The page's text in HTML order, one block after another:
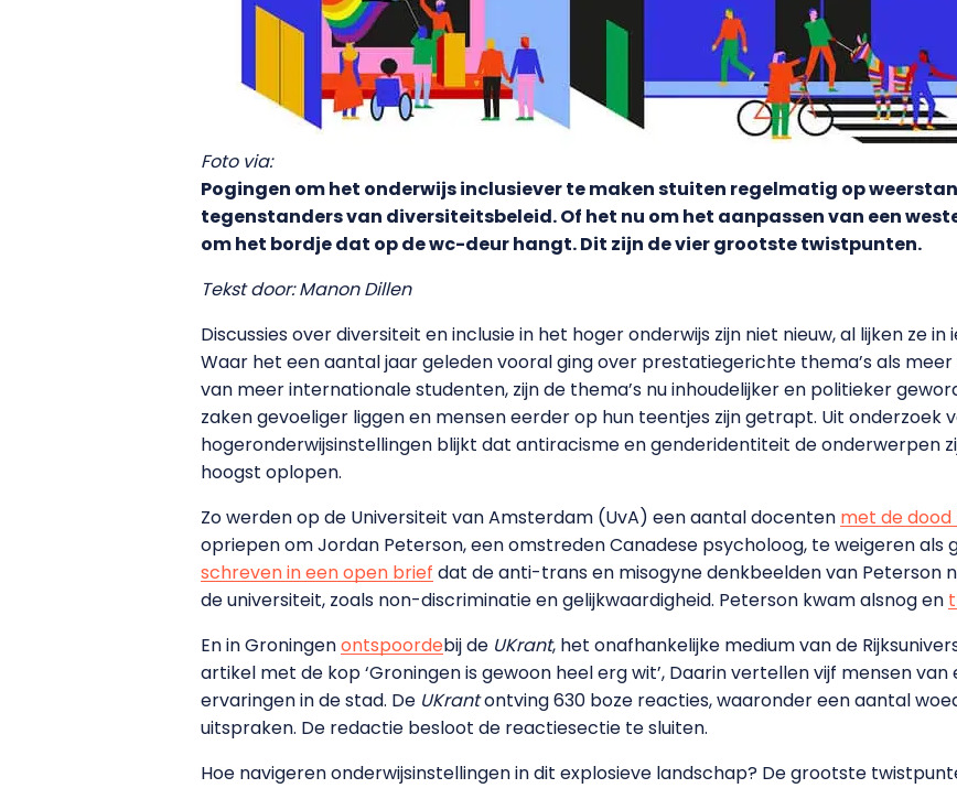
Foto via:
Pogingen om het onderwijs inclusiever te maken stuiten regelmatig op
tegenstanders van diversiteitsbeleid. Of het nu om het aanpassen van een
om het bordje dat op de wc-deur hangt. Dit zijn de vier grootste twistpunten.
Tekst door: Manon Dillen
Discussies over diversiteit en inclusie in het hoger onderwijs zijn niet nieuw, al lijken ze
Waar het een aantal jaar geleden vooral ging over prestatiegerichte thema’s als
van meer internationale studenten, zijn de thema’s nu inhoudelijker en politieker
zaken gevoeliger liggen en mensen eerder op hun teentjes zijn getrapt. Uit onderzoek
hogeronderwijsinstellingen blijkt dat antiracisme en genderidentiteit de onderwerpen
hoogst oplopen.
Zo werden op de Universiteit van Amsterdam (UvA) een aantal docenten met de
opriepen om Jordan Peterson, een omstreden Canadese psycholoog, te weigeren als
schreven in een open brief dat de anti-trans en misogyne denkbeelden van Peterson
de universiteit, zoals non-discriminatie en gelijkwaardigheid. Peterson kwam alsnog en
En in Groningenontspoordebij de UKrant, het onafhankelijke medium van de
artikel met de kop ‘Groningen is gewoon heel erg wit’, Daarin vertellen vijf mensen
ervaringen in de stad. De UKrantontving 630 boze reacties, waaronder een aantal
uitspraken. De redactie besloot de reactiesectie te sluiten.
Hoe navigeren onderwijsinstellingen in dit explosieve landschap? De grootste